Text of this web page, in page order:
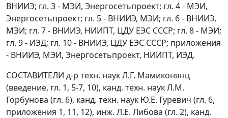
ВНИИЭ; гл. 3 - МЭИ, Энергосетьпроект; гл. 4 - МЭИ,
Энергосетьпроект; гл. 5 - ВНИИЭ, МЭИ; гл. 6 - ВНИИЭ,
МЭИ; гл. 7 - ВНИИЭ, НИИПТ, ЦДУ ЕЭС СССР; гл. 8 - МЭИ;
гл. 9 - ИЭД; гл. 10 - ВНИИЭ, ЦДУ ЕЭС СССР; приложения
- ВНИИЭ, МЭИ, Энергосетьпроект, НИИПТ, ИЭД.
СОСТАВИТЕЛИ д-р техн. наук Л.Г. Мамиконянц
(введение, гл. 1, 5-7, 10), канд. техн. наук Л.М.
Горбунова (гл. 6), канд. техн. наук Ю.Е. Гуревич (гл. 6,
приложения 1, 11, 12), инж. Л.Е. Либова (гл. 2), канд.